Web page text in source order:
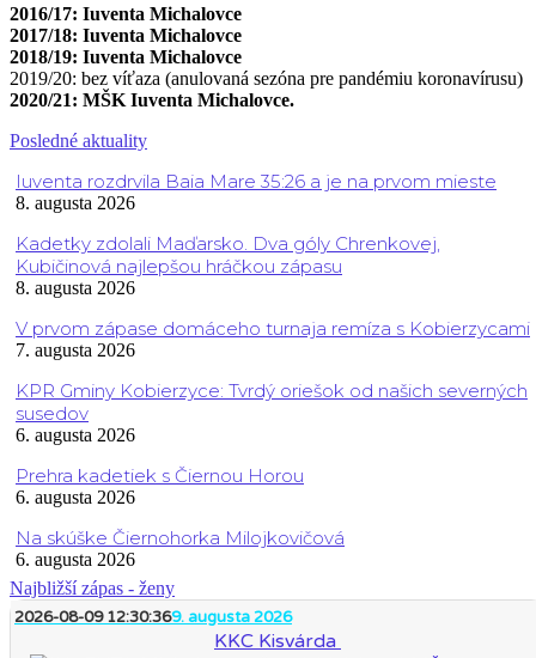
2016/17: Iuventa Michalovce
2017/18: Iuventa Michalovce
2018/19: Iuventa Michalovce
2019/20: bez víťaza (anulovaná sezóna pre pandémiu koronavírusu)
2020/21: MŠK Iuventa Michalovce.
Posledné aktuality
Iuventa rozdrvila Baia Mare 35:26 a je na prvom mieste
8. augusta 2026
Kadetky zdolali Maďarsko. Dva góly Chrenkovej,
Kubičinová najlepšou hráčkou zápasu
8. augusta 2026
V prvom zápase domáceho turnaja remíza s Kobierzycami
7. augusta 2026
KPR Gminy Kobierzyce: Tvrdý oriešok od našich severných
susedov
6. augusta 2026
Prehra kadetiek s Čiernou Horou
6. augusta 2026
Na skúške Čiernohorka Milojkovičová
6. augusta 2026
Najbližší zápas - ženy
2026-08-09 12:30:369. augusta 2026
KKC Kisvárda